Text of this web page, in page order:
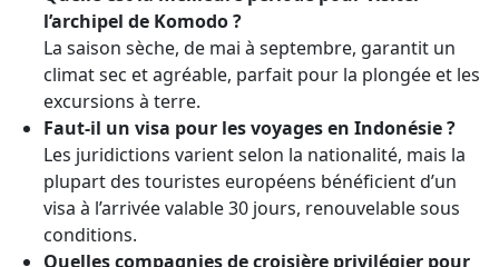
l’archipel de Komodo ?
La saison sèche, de mai à septembre, garantit un
climat sec et agréable, parfait pour la plongée et les
excursions à terre.
Faut-il un visa pour les voyages en Indonésie ?
Les juridictions varient selon la nationalité, mais la
plupart des touristes européens bénéficient d’un
visa à l’arrivée valable 30 jours, renouvelable sous
conditions.
Quelles compagnies de croisière privilégier pour